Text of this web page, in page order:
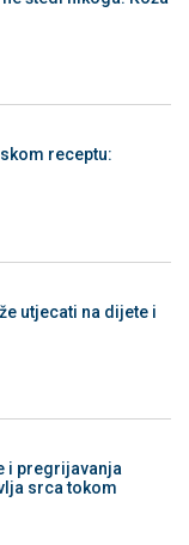
receptu:
utjecati na dijete i
i pregrijavanja
srca tokom